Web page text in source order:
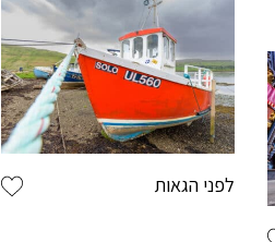
לפני הגאות